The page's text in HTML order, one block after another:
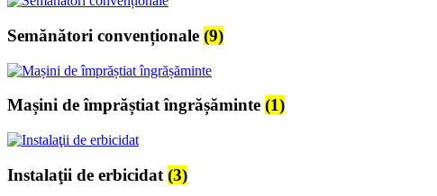
Semănători convenționale (9)
Mașini de împrăștiat îngrășăminte (1)
Instalaţii de erbicidat (3)